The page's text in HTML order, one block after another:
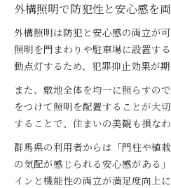
外構照明で防犯性と安心感を
外構照明は防犯と安心感の両立が
照明を門まわりや駐車場に設置す
動点灯するため、犯罪抑止効果が期
また、敷地全体を均一に照らすの
をつけて照明を配置することが大
することで、住まいの美観も損な
群馬県の利用者からは「門柱や植
の気配が感じられる安心感がある
インと機能性の両立が満足度向上